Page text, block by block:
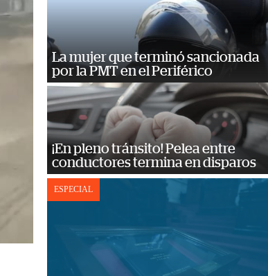
La mujer que terminó sancionada
por la PMT en el Periférico
¡En pleno tránsito! Pelea entre
conductores termina en disparos
ESPECIAL